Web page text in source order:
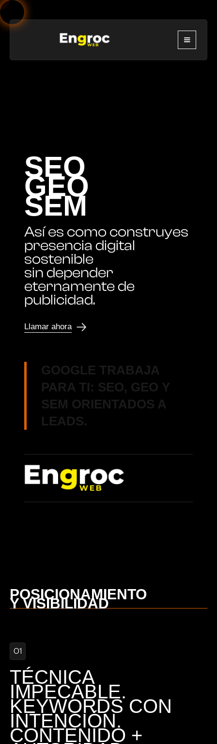
SEO
GEO
SEM
Así es como construyes
presencia digital
sostenible
sin depender
eternamente de
publicidad.
Llamar ahora
GOOGLE TRABAJA
PARA TI: SEO, GEO Y
SEM ORIENTADOS A
LEADS.
POSICIONAMIENTO
Y VISIBILIDAD
01
TÉCNICA
IMPECABLE.
KEYWORDS CON
INTENCIÓN.
CONTENIDO +